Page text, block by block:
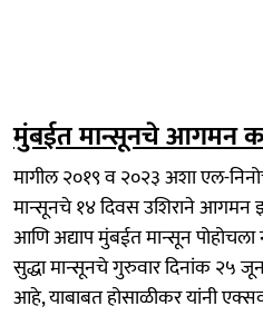
मुंबईत मान्सूनचे आगमन
मागील २०१९ व २०२३ अशा एल-
मान्सूनचे १४ दिवस उशिराने आगमन
आणि अद्याप मुंबईत मान्सून पोहोचला
सुद्धा मान्सूनचे गुरुवार दिनांक २५
आहे, याबाबत होसाळीकर यांनी